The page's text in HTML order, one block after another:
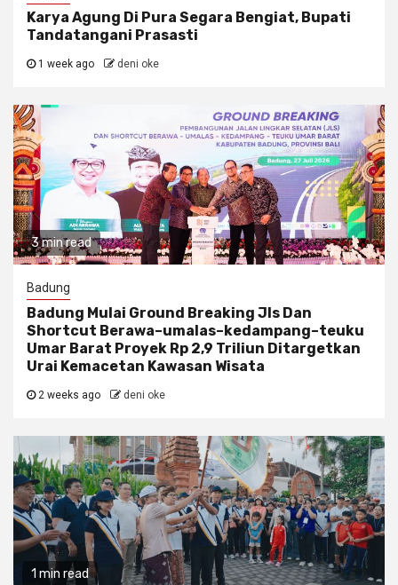
Karya Agung Di Pura Segara Bengiat, Bupati
Tandatangani Prasasti
1 week ago deni oke
3 min read
Badung
Badung Mulai Ground Breaking Jls Dan
Shortcut Berawa–umalas–kedampang–teuku
Umar Barat Proyek Rp 2,9 Triliun Ditargetkan
Urai Kemacetan Kawasan Wisata
2 weeks ago deni oke
1 min read